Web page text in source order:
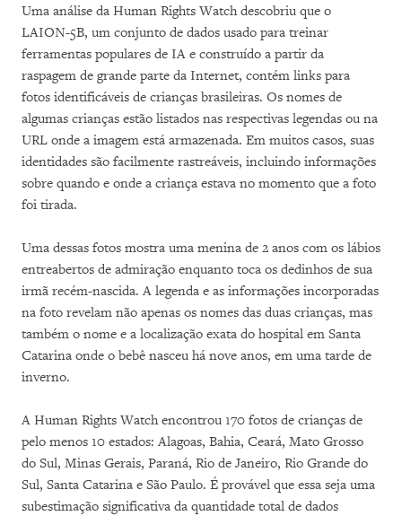
Uma análise da Human Rights Watch descobriu que o
LAION-5B, um conjunto de dados usado para treinar
ferramentas populares de IA e construído a partir da
raspagem de grande parte da Internet, contém links para
fotos identificáveis de crianças brasileiras. Os nomes de
algumas crianças estão listados nas respectivas legendas ou na
URL onde a imagem está armazenada. Em muitos casos, suas
identidades são facilmente rastreáveis, incluindo informações
sobre quando e onde a criança estava no momento que a foto
foi tirada.
Uma dessas fotos mostra uma menina de 2 anos com os lábios
entreabertos de admiração enquanto toca os dedinhos de sua
irmã recém-nascida. A legenda e as informações incorporadas
na foto revelam não apenas os nomes das duas crianças, mas
também o nome e a localização exata do hospital em Santa
Catarina onde o bebê nasceu há nove anos, em uma tarde de
inverno.
A Human Rights Watch encontrou 170 fotos de crianças de
pelo menos 10 estados: Alagoas, Bahia, Ceará, Mato Grosso
do Sul, Minas Gerais, Paraná, Rio de Janeiro, Rio Grande do
Sul, Santa Catarina e São Paulo. É provável que essa seja uma
subestimação significativa da quantidade total de dados